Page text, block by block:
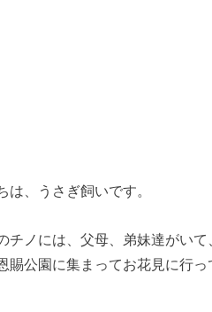
は、うさぎ飼いです。
チノには、父母、弟妹達がい
賜公園に集まってお花見に行っ